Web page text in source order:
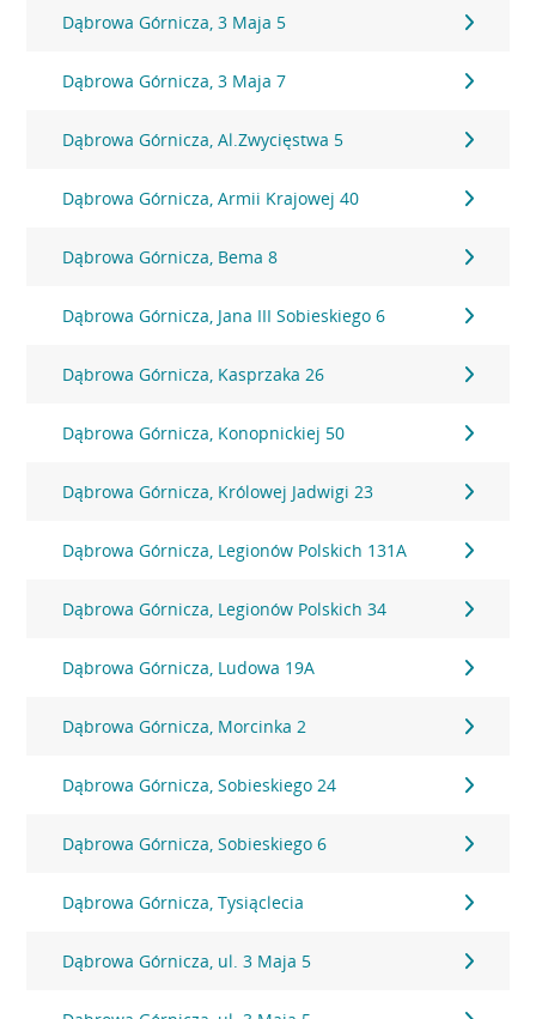
Dąbrowa Górnicza, 3 Maja 5
Dąbrowa Górnicza, 3 Maja 7
Dąbrowa Górnicza, Al.Zwycięstwa 5
Dąbrowa Górnicza, Armii Krajowej 40
Dąbrowa Górnicza, Bema 8
Dąbrowa Górnicza, Jana III Sobieskiego 6
Dąbrowa Górnicza, Kasprzaka 26
Dąbrowa Górnicza, Konopnickiej 50
Dąbrowa Górnicza, Królowej Jadwigi 23
Dąbrowa Górnicza, Legionów Polskich 131A
Dąbrowa Górnicza, Legionów Polskich 34
Dąbrowa Górnicza, Ludowa 19A
Dąbrowa Górnicza, Morcinka 2
Dąbrowa Górnicza, Sobieskiego 24
Dąbrowa Górnicza, Sobieskiego 6
Dąbrowa Górnicza, Tysiąclecia
Dąbrowa Górnicza, ul. 3 Maja 5